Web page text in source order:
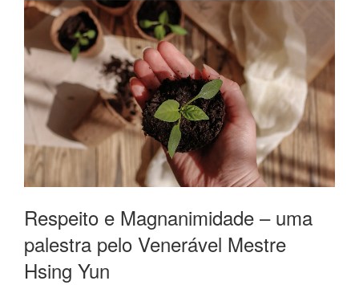
Respeito e Magnanimidade – uma
palestra pelo Venerável Mestre
Hsing Yun